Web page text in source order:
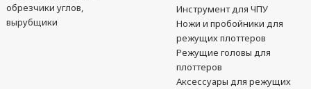
обрезчики углов,
вырубщики
Инструмент для ЧПУ
Ножи и пробойники для
режущих плоттеров
Режущие головы для
плоттеров
Аксессуары для режущих